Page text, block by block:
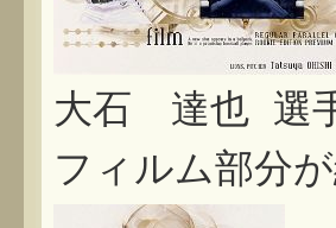
大石 達也 選
フィルム部分